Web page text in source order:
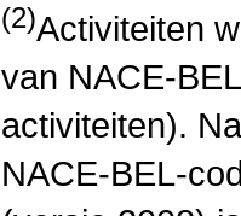
(2)Activiteiten
van NACE-
activiteiten).
NACE-BEL-